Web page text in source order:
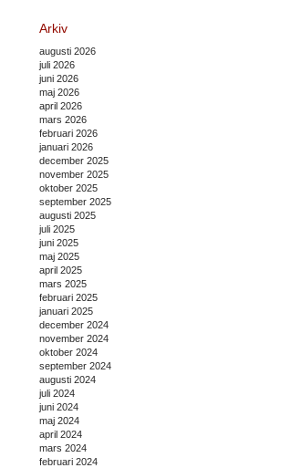
Arkiv
augusti 2026
juli 2026
juni 2026
maj 2026
april 2026
mars 2026
februari 2026
januari 2026
december 2025
november 2025
oktober 2025
september 2025
augusti 2025
juli 2025
juni 2025
maj 2025
april 2025
mars 2025
februari 2025
januari 2025
december 2024
november 2024
oktober 2024
september 2024
augusti 2024
juli 2024
juni 2024
maj 2024
april 2024
mars 2024
februari 2024